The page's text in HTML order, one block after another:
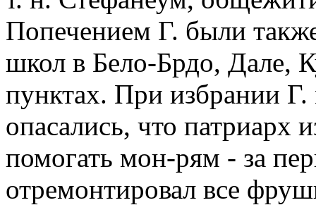
Попечением Г. были
школ в Бело-Брдо, Дале,
пунктах. При избрании
опасались, что патриарх
помогать мон-рям - за
отремонтировал все